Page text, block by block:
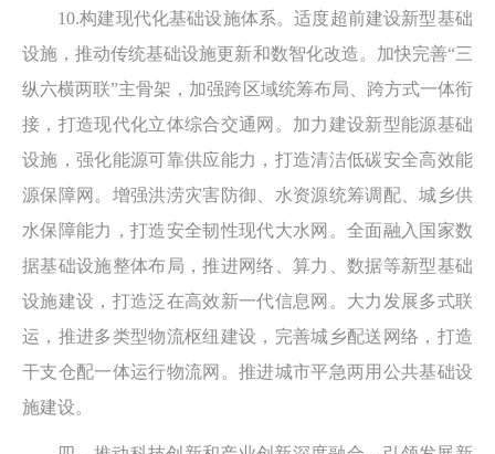
10.构建现代化基础设施体系。适度超前建设新型基础
设施，推动传统基础设施更新和数智化改造。加快完善“三
纵六横两联”主骨架，加强跨区域统筹布局、跨方式一体衔
接，打造现代化立体综合交通网。加力建设新型能源基础
设施，强化能源可靠供应能力，打造清洁低碳安全高效能
源保障网。增强洪涝灾害防御、水资源统筹调配、城乡供
水保障能力，打造安全韧性现代大水网。全面融入国家数
据基础设施整体布局，推进网络、算力、数据等新型基础
设施建设，打造泛在高效新一代信息网。大力发展多式联
运，推进多类型物流枢纽建设，完善城乡配送网络，打造
干支仓配一体运行物流网。推进城市平急两用公共基础设
施建设。